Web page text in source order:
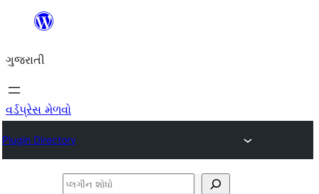
કંટેન્ટ(લખાણ)
જાઓ
ગુજરાતી
વર્ડપ્રેસ મેળવો
Plugin Directory
પ્લગીન